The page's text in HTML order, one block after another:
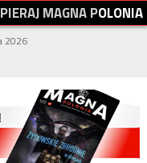
PIERAJMAGNAPOLONIA
2026